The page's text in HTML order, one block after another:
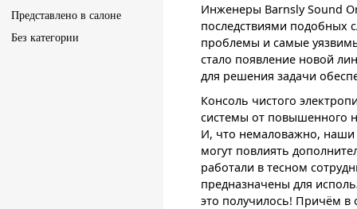
Представлено в салоне
Без категории
Инженеры Barnsly Sound
последствиями подобных
проблемы и самые
стало появление новой
для решения задачи
Консоль чистого
системы от повышенного
И, что немаловажно, наши
могут повлиять
работали в тесном
предназначены для
это получилось! Причём в